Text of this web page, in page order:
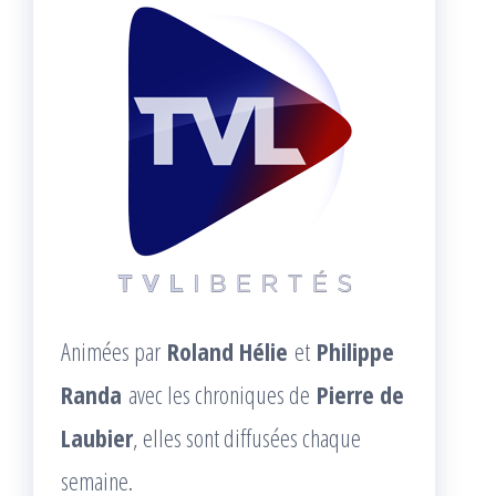
Animées par Roland Hélie et Philippe
Randa avec les chroniques de Pierre de
Laubier, elles sont diffusées chaque
semaine.